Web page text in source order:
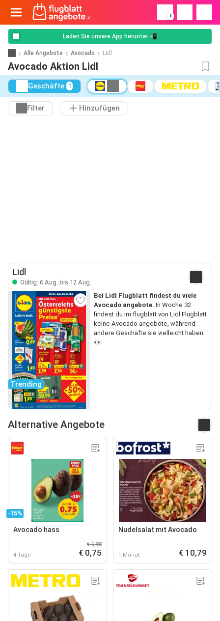
!
Laden Sie unsere App herunter 📲
Alle Angebote Avocado Lidl
Avocado Aktion Lidl
Geschäfte 1
Filter Hinzufügen
Lidl
Gültig: 6 Aug. bis 12 Aug.
Trending
Bei Lidl Flugblatt findest du viele
Avocado angebote. In Woche 32
findest du im flugblatt von Lidl Flugblatt
keine Avocado angebote, während
andere Geschäfte sie vielleicht haben.
👀
Alternative Angebote
-15%
Avocado hass
4 Tage
€ 0,88
€ 0,75
Nudelsalat mit Avocado
1 Monat € 10,79